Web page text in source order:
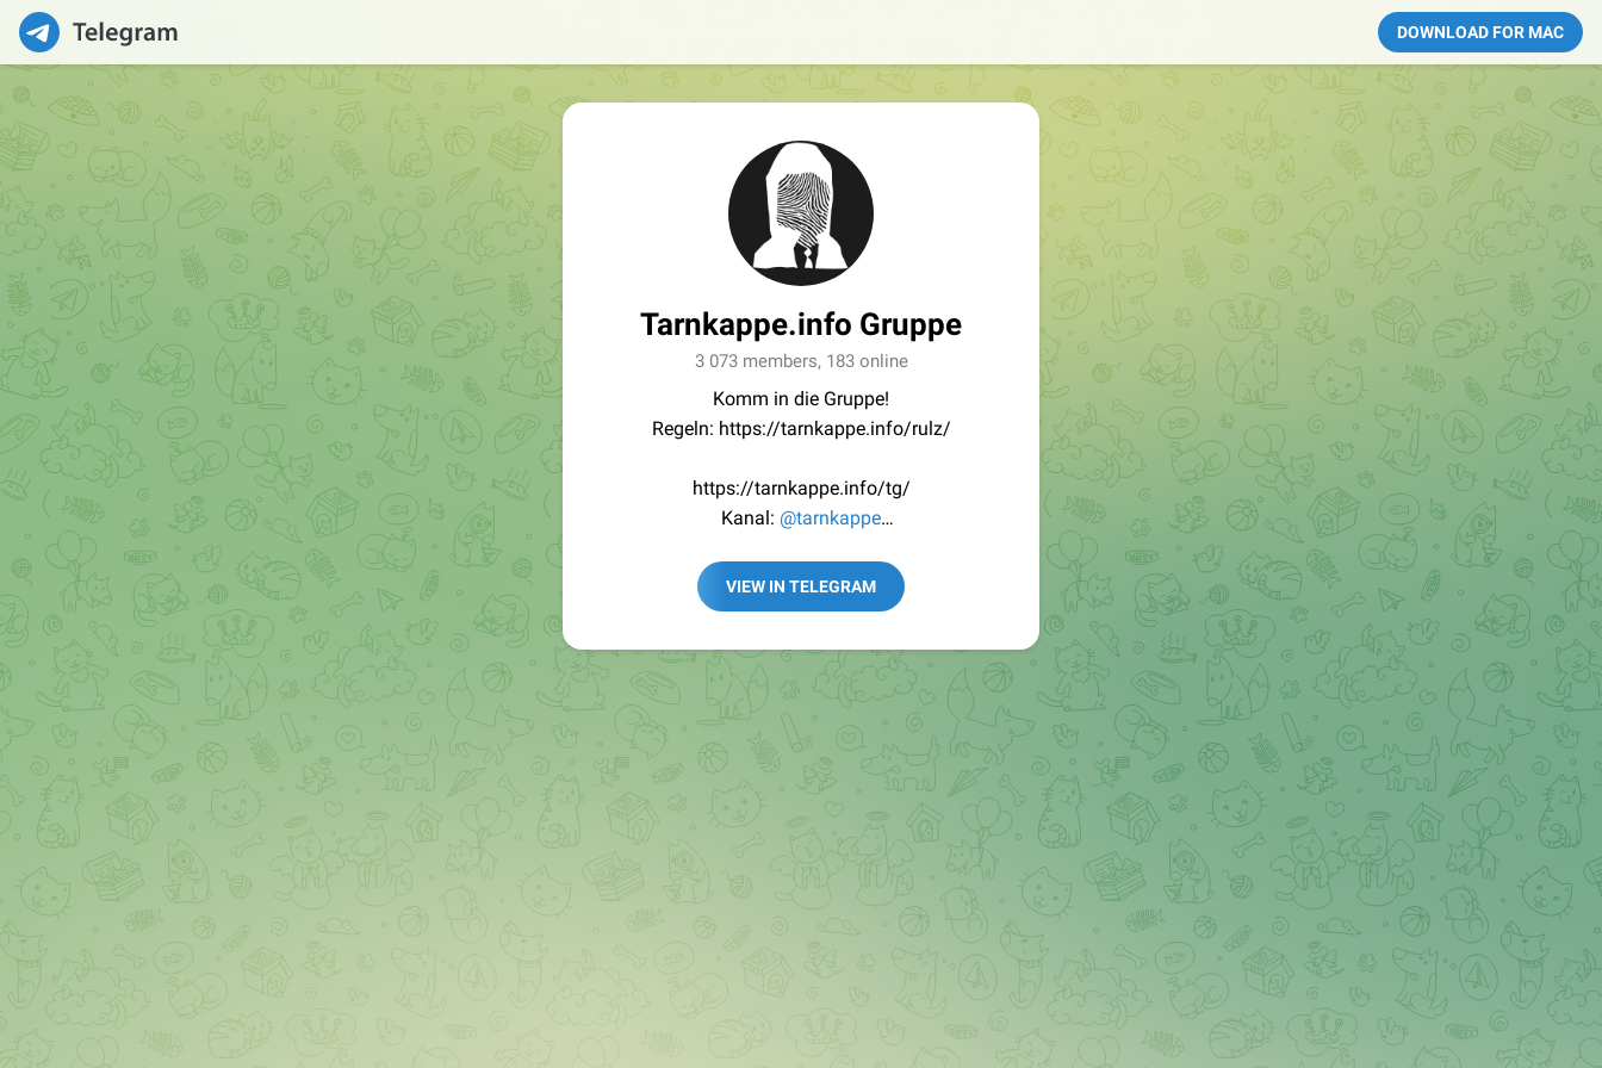
DOWNLOAD FOR MAC
Tarnkappe.info Gruppe
3 073 members, 183 online
Komm in die Gruppe!
Regeln: https://tarnkappe.info/rulz/
https://tarnkappe.info/tg/
Kanal: @tarnkappe
Best of:@bestoftarnkappe
VIEW IN TELEGRAM